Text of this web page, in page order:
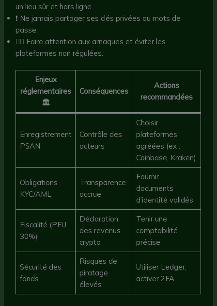
un lieu sûr et hors ligne.
❗ Ne jamais partager ses clés privées ou mots de
passe.
🕵️‍♂️ Faire attention aux arnaques et éviter les
plateformes non régulées.
Enjeux
réglementaires
🏛️
Conséquences
Actions
recommandées
Enregistrement
PSAN
Contrôle des
acteurs
Choisir
plateformes
agréées (ex :
Coinbase, Kraken)
Obligations
KYC/AML
Transparence
accrue
Fournir
documents
d’identité validés
Fiscalité (PFU
30%)
Déclaration
des revenus
crypto
Tenir une
comptabilité
précise
Sécurité des
fonds
Risques de
piratage
élevés
Utiliser Ledger,
activer 2FA